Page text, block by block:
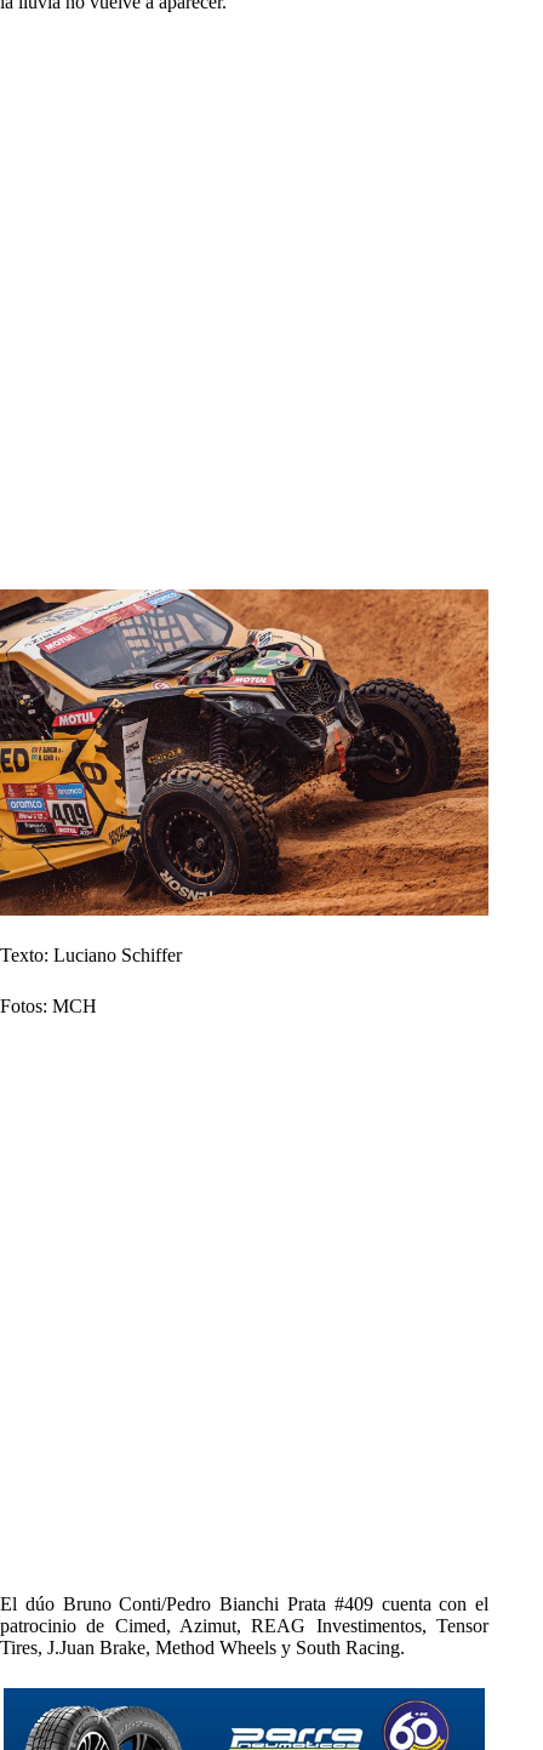
Texto: Luciano Schiffer
Fotos: MCH
El dúo Bruno Conti/Pedro Bianchi Prata #409 cuenta con el
patrocinio de Cimed, Azimut, REAG Investimentos, Tensor
Tires, J.Juan Brake, Method Wheels y South Racing.